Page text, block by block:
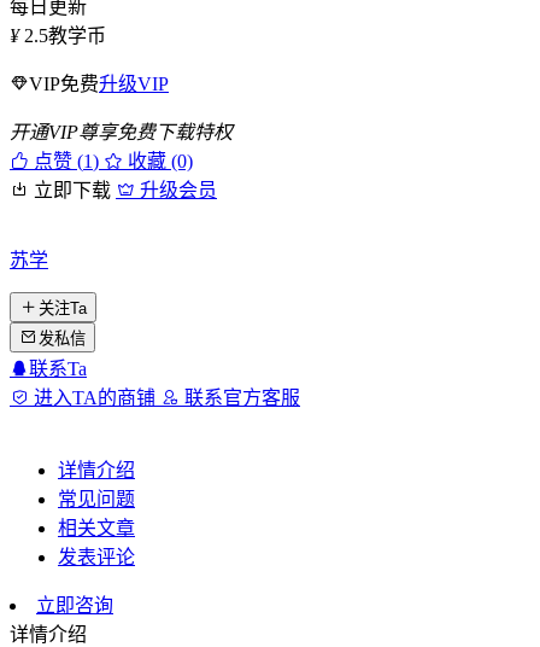
每日更新
¥ 2.5教学币
VIP免费升级VIP
开通VIP尊享免费下载特权
点赞 (1)
收藏 (0)
立即下载
升级会员
苏学
关注Ta
发私信
联系Ta
进入TA的商铺
联系官方客服
详情介绍
常见问题
相关文章
发表评论
立即咨询
详情介绍